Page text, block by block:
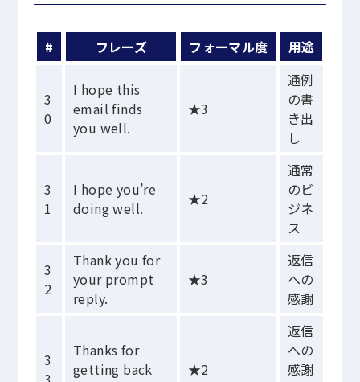
# フレーズ フォーマル度 用途
3
0
I hope this
email finds
you well.
★3
通例
の書
き出
し
3
1
I hope you’re
doing well.
★2
通常
のビ
ジネ
ス
3
2
Thank you for
your prompt
reply.
★3
返信
への
感謝
3
Thanks for
getting back
★2
返信
への
感謝